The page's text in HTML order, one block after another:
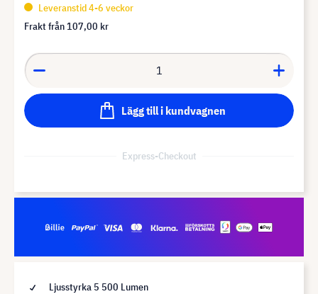
Leveranstid 4-6 veckor
Frakt från 107,00 kr
Lägg till i kundvagnen
Express-Checkout
Ljusstyrka 5 500 Lumen